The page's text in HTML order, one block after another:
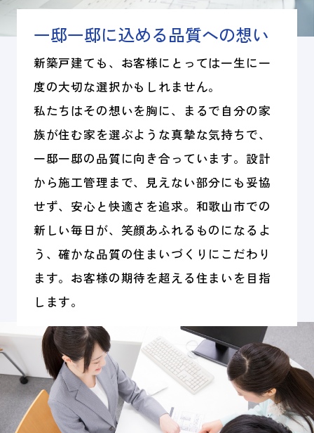
一邸一邸に込める品質への想い
新築戸建ても、お客様にとっては一生に一
度の大切な選択かもしれません。
私たちはその想いを胸に、まるで自分の家
族が住む家を選ぶような真摯な気持ちで、
一邸一邸の品質に向き合っています。設計
から施工管理まで、見えない部分にも妥協
せず、安心と快適さを追求。和歌山市での
新しい毎日が、笑顔あふれるものになるよ
う、確かな品質の住まいづくりにこだわり
ます。お客様の期待を超える住まいを目指
します。